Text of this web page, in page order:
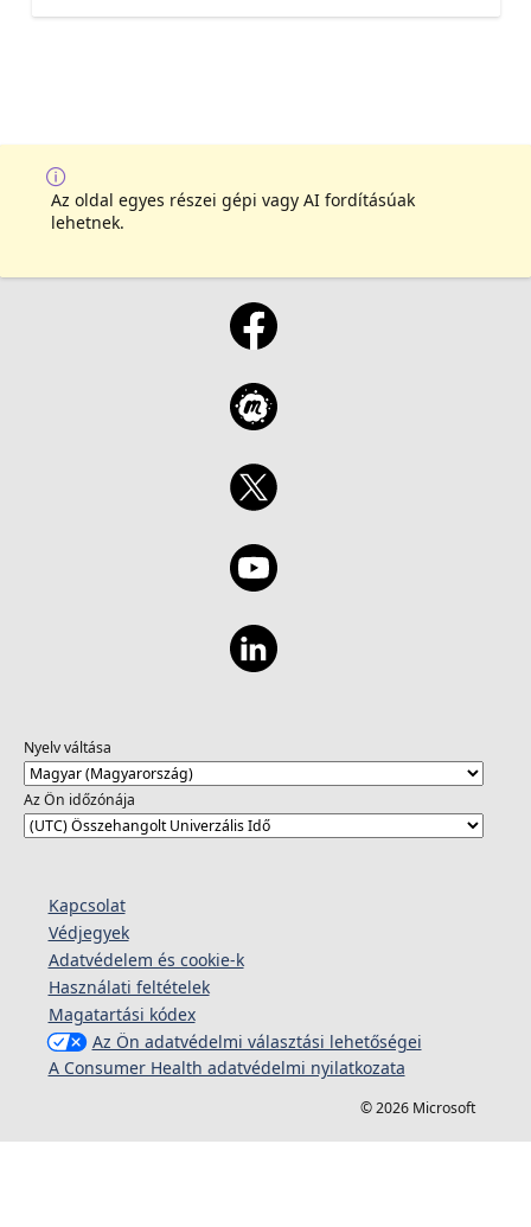
Az oldal egyes részei gépi vagy AI fordításúak
lehetnek.
Nyelv váltása
Az Ön időzónája
Kapcsolat
Védjegyek
Adatvédelem és cookie-k
Használati feltételek
Magatartási kódex
Az Ön adatvédelmi választási lehetőségei
A Consumer Health adatvédelmi nyilatkozata
© 2026 Microsoft